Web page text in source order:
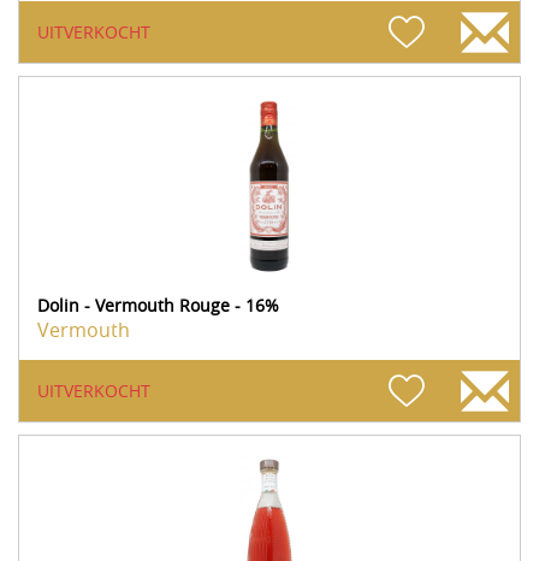
UITVERKOCHT
Dolin - Vermouth Rouge - 16%
Vermouth
UITVERKOCHT